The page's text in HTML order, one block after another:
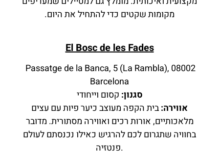
מקומות שקטים כדי להתחיל את היום.
El Bosc de les Fades
Passatge de la Banca, 5 (La Rambla), 08002
Barcelona
סגנון: קסום וייחודי
אווירה:בית הקפה מעוצב כיער פיות עם עצים
מלאכותיים, אורות רכים ואווירה מסתורית. מדובר
בחוויה שתגרום לכם להרגיש כאילו נכנסתם לעולם
פנטזיה.